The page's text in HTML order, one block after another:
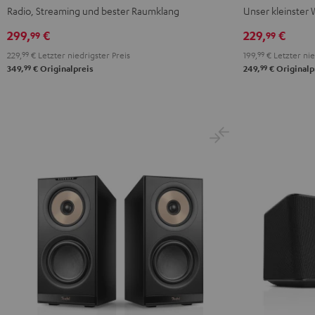
Schwarz
Weiß
Radio, Streaming und bester Raumklang
299,99 €
229, 99 € Letzter niedrigster Preis
349,99 € Originalpreis
S
Unser kleinster
229,99 €
199, 99 € Letzter
249,99 €